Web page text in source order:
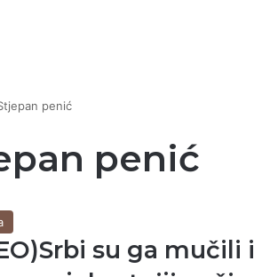
penić
penić
su ga mučili i